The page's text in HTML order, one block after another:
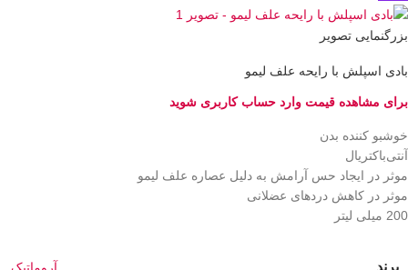
بزرگنمایی تصویر
بادی اسپلش با رایحه علف لیمو
برای مشاهده قیمت وارد حساب کاربری شوید
خوشبو کننده بدن
آنتی‌باکتریال
موثر در ایجاد حس آرامش به دلیل عصاره علف لیمو
موثر در کاهش دردهای عضلانی
200 میلی لیتر